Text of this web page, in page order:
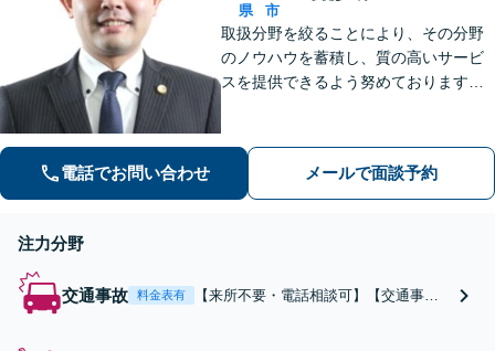
県
市
取扱分野を絞ることにより、その分野
のノウハウを蓄積し、質の高いサービ
スを提供できるよう努めております。
電話でお問い合わせ メールで面談予約
注力分野
交通事故 料金表有
【来所不要・電話相談可】【交通事